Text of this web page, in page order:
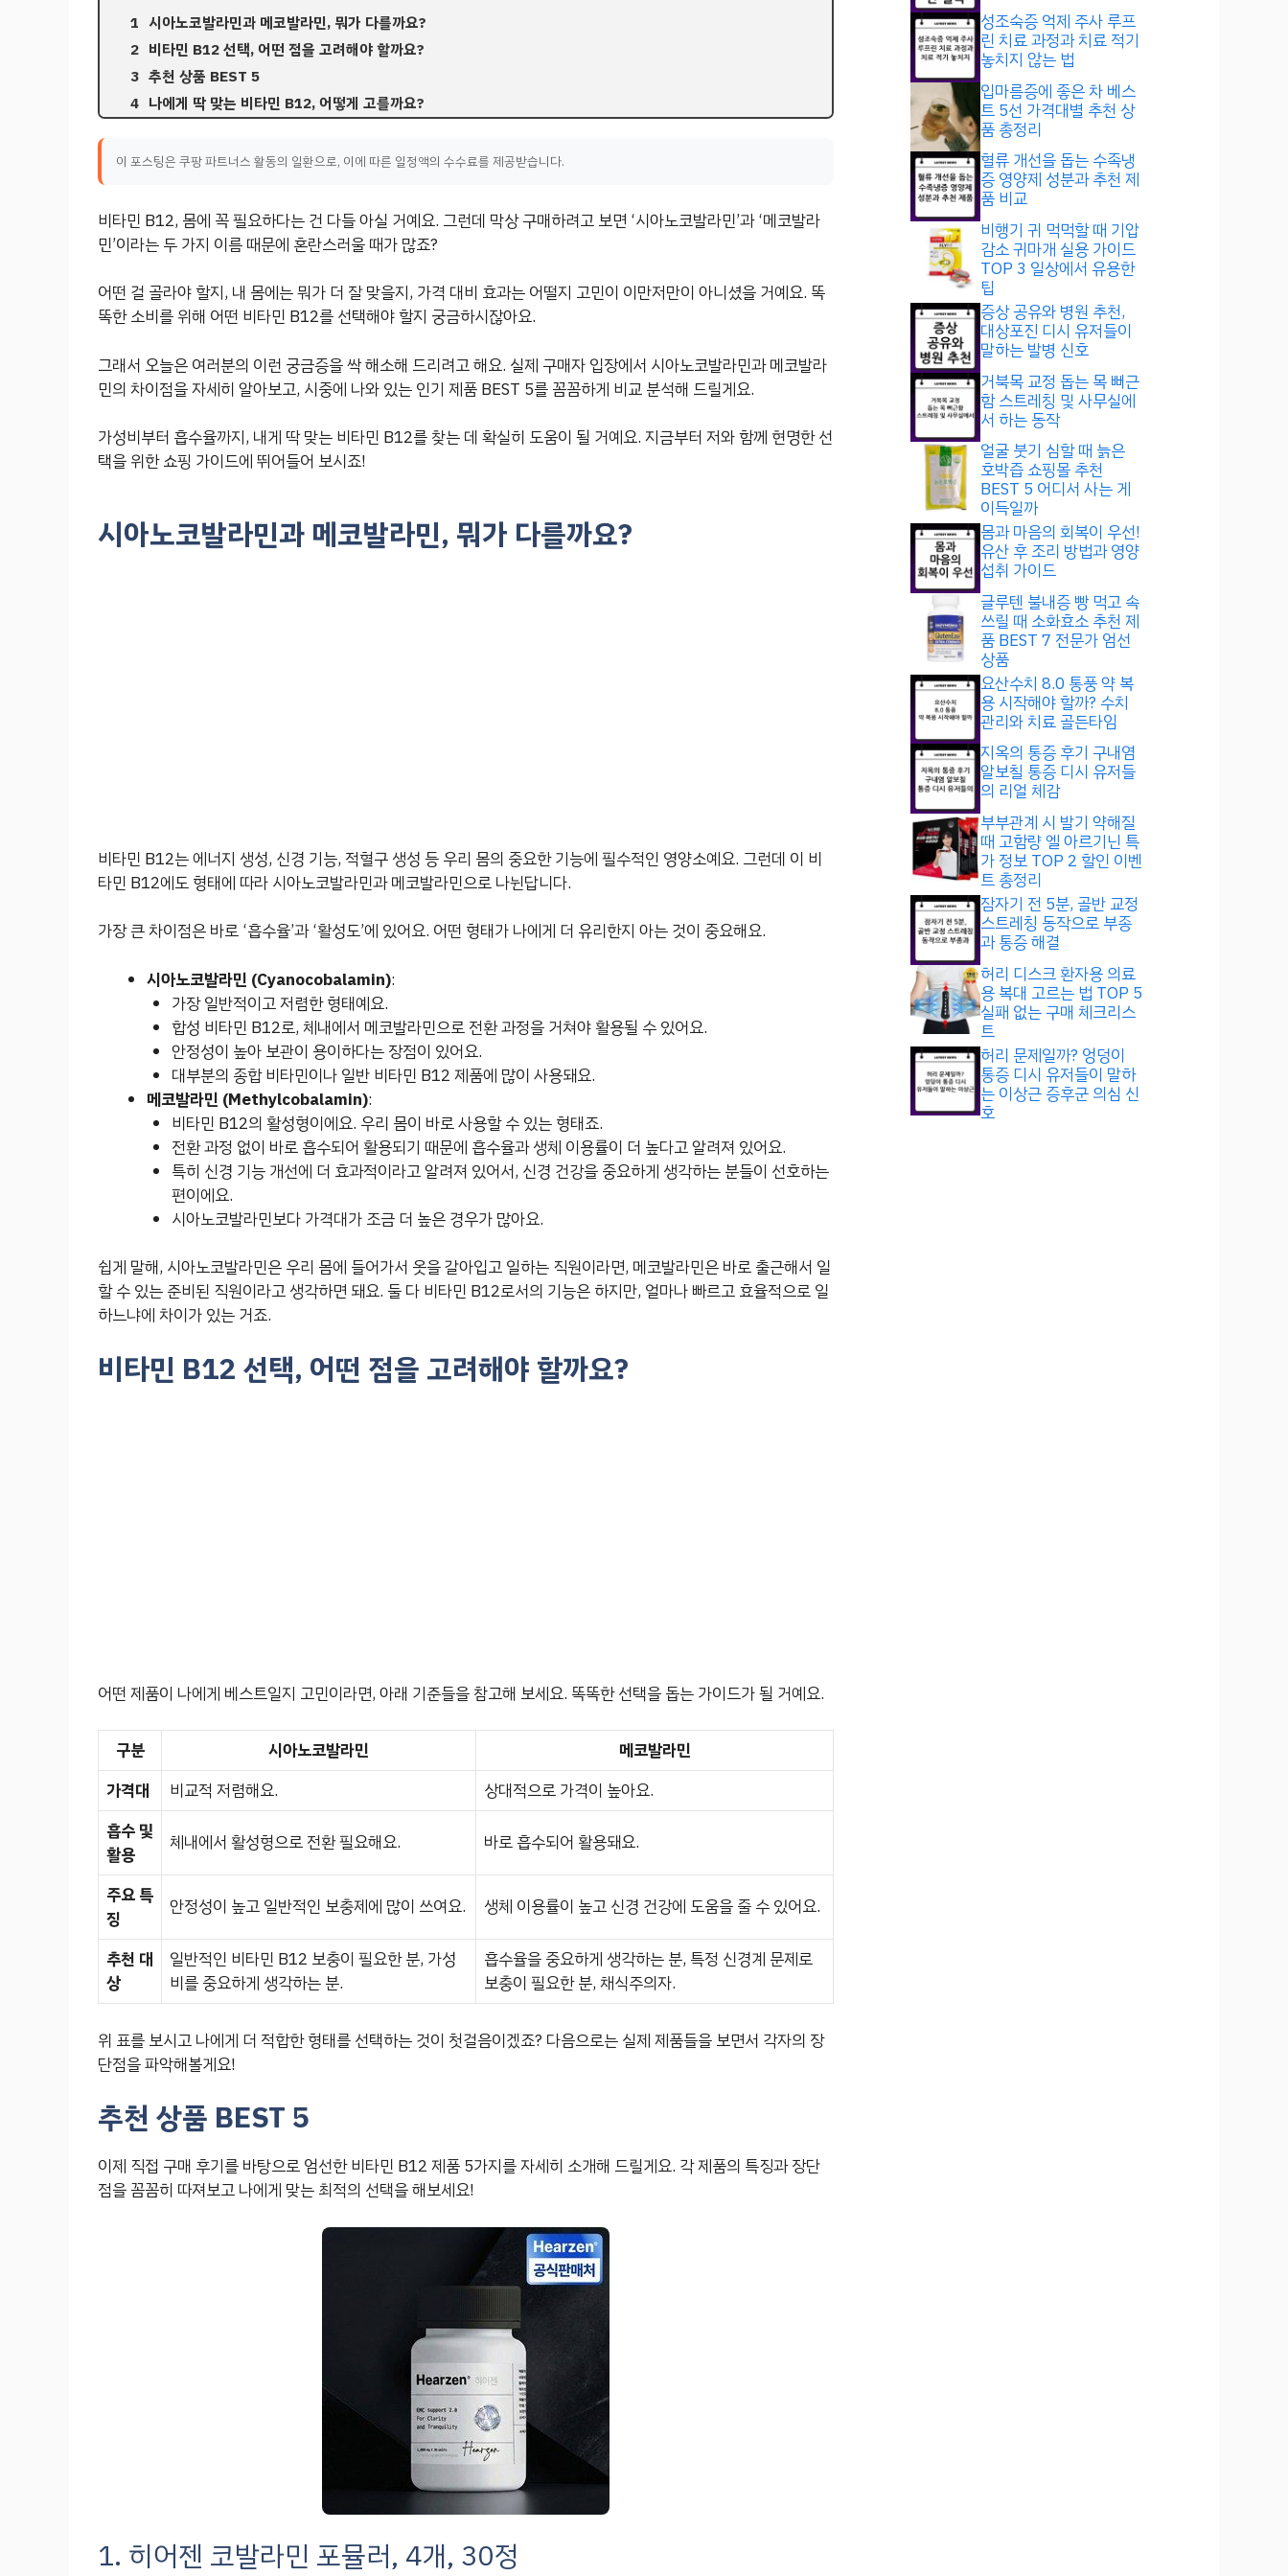
시아노코발라민과 메코발라민, 뭐가 다를까요?
비타민 B12 선택, 어떤 점을 고려해야 할까요?
추천 상품 BEST 5
나에게 딱 맞는 비타민 B12, 어떻게 고를까요?
이 포스팅은 쿠팡 파트너스 활동의 일환으로, 이에 따른 일정액의 수수료를 제공받습니다.
비타민 B12, 몸에 꼭 필요하다는 건 다들 아실 거예요. 그런데 막상 구매하려고 보면 ‘시아노코발라민’과 ‘메코발라
민’이라는 두 가지 이름 때문에 혼란스러울 때가 많죠?
어떤 걸 골라야 할지, 내 몸에는 뭐가 더 잘 맞을지, 가격 대비 효과는 어떨지 고민이 이만저만이 아니셨을 거예요. 똑
똑한 소비를 위해 어떤 비타민 B12를 선택해야 할지 궁금하시잖아요.
그래서 오늘은 여러분의 이런 궁금증을 싹 해소해 드리려고 해요. 실제 구매자 입장에서 시아노코발라민과 메코발라
민의 차이점을 자세히 알아보고, 시중에 나와 있는 인기 제품 BEST 5를 꼼꼼하게 비교 분석해 드릴게요.
가성비부터 흡수율까지, 내게 딱 맞는 비타민 B12를 찾는 데 확실히 도움이 될 거예요. 지금부터 저와 함께 현명한 선
택을 위한 쇼핑 가이드에 뛰어들어 보시죠!
시아노코발라민과 메코발라민, 뭐가 다를까요?
비타민 B12는 에너지 생성, 신경 기능, 적혈구 생성 등 우리 몸의 중요한 기능에 필수적인 영양소예요. 그런데 이 비
타민 B12에도 형태에 따라 시아노코발라민과 메코발라민으로 나뉜답니다.
가장 큰 차이점은 바로 ‘흡수율’과 ‘활성도’에 있어요. 어떤 형태가 나에게 더 유리한지 아는 것이 중요해요.
시아노코발라민 (Cyanocobalamin):
가장 일반적이고 저렴한 형태예요.
합성 비타민 B12로, 체내에서 메코발라민으로 전환 과정을 거쳐야 활용될 수 있어요.
안정성이 높아 보관이 용이하다는 장점이 있어요.
대부분의 종합 비타민이나 일반 비타민 B12 제품에 많이 사용돼요.
메코발라민 (Methylcobalamin):
비타민 B12의 활성형이에요. 우리 몸이 바로 사용할 수 있는 형태죠.
전환 과정 없이 바로 흡수되어 활용되기 때문에 흡수율과 생체 이용률이 더 높다고 알려져 있어요.
특히 신경 기능 개선에 더 효과적이라고 알려져 있어서, 신경 건강을 중요하게 생각하는 분들이 선호하는
편이에요.
시아노코발라민보다 가격대가 조금 더 높은 경우가 많아요.
쉽게 말해, 시아노코발라민은 우리 몸에 들어가서 옷을 갈아입고 일하는 직원이라면, 메코발라민은 바로 출근해서 일
할 수 있는 준비된 직원이라고 생각하면 돼요. 둘 다 비타민 B12로서의 기능은 하지만, 얼마나 빠르고 효율적으로 일
하느냐에 차이가 있는 거죠.
비타민 B12 선택, 어떤 점을 고려해야 할까요?
어떤 제품이 나에게 베스트일지 고민이라면, 아래 기준들을 참고해 보세요. 똑똑한 선택을 돕는 가이드가 될 거예요.
구분 시아노코발라민
메코발라민
가격대
비교적 저렴해요.
상대적으로 가격이 높아요.
흡수 및
활용
체내에서 활성형으로 전환 필요해요. 바로 흡수되어 활용돼요.
주요 특
징
안정성이 높고 일반적인 보충제에 많이 쓰여요. 생체 이용률이 높고 신경 건강에 도움을 줄 수 있어요.
추천 대
상
일반적인 비타민 B12 보충이 필요한 분, 가성
비를 중요하게 생각하는 분.
흡수율을 중요하게 생각하는 분, 특정 신경계 문제로
보충이 필요한 분, 채식주의자.
위 표를 보시고 나에게 더 적합한 형태를 선택하는 것이 첫걸음이겠죠? 다음으로는 실제 제품들을 보면서 각자의 장
단점을 파악해볼게요!
추천 상품 BEST 5
이제 직접 구매 후기를 바탕으로 엄선한 비타민 B12 제품 5가지를 자세히 소개해 드릴게요. 각 제품의 특징과 장단
점을 꼼꼼히 따져보고 나에게 맞는 최적의 선택을 해보세요!
1. 히어젠 코발라민 포뮬러, 4개, 30정
성조숙증 억제 주사 루프
린 치료 과정과 치료 적기
놓치지 않는 법
입마름증에 좋은 차 베스
트 5선 가격대별 추천 상
품 총정리
혈류 개선을 돕는 수족냉
증 영양제 성분과 추천 제
품 비교
비행기 귀 먹먹할 때 기압
감소 귀마개 실용 가이드
TOP 3 일상에서 유용한
팁
증상 공유와 병원 추천,
대상포진 디시 유저들이
말하는 발병 신호
거북목 교정 돕는 목 뻐근
함 스트레칭 및 사무실에
서 하는 동작
얼굴 붓기 심할 때 늙은
호박즙 쇼핑몰 추천
BEST 5 어디서 사는 게
이득일까
몸과 마음의 회복이 우선!
유산 후 조리 방법과 영양
섭취 가이드
글루텐 불내증 빵 먹고 속
쓰릴 때 소화효소 추천 제
품 BEST 7 전문가 엄선
상품
요산수치 8.0 통풍 약 복
용 시작해야 할까? 수치
관리와 치료 골든타임
지옥의 통증 후기 구내염
알보칠 통증 디시 유저들
의 리얼 체감
부부관계 시 발기 약해질
때 고함량 엘 아르기닌 특
가 정보 TOP 2 할인 이벤
트 총정리
잠자기 전 5분, 골반 교정
스트레칭 동작으로 부종
과 통증 해결
허리 디스크 환자용 의료
용 복대 고르는 법 TOP 5
실패 없는 구매 체크리스
트
허리 문제일까? 엉덩이
통증 디시 유저들이 말하
는 이상근 증후군 의심 신
호